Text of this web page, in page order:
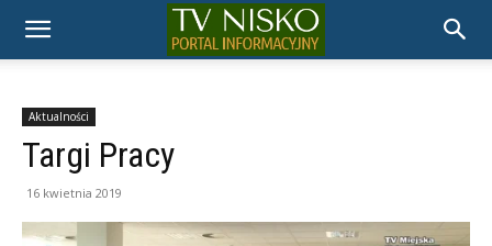
TELEWIZJA
NISKO
Aktualności
Targi Pracy
16 kwietnia 2019